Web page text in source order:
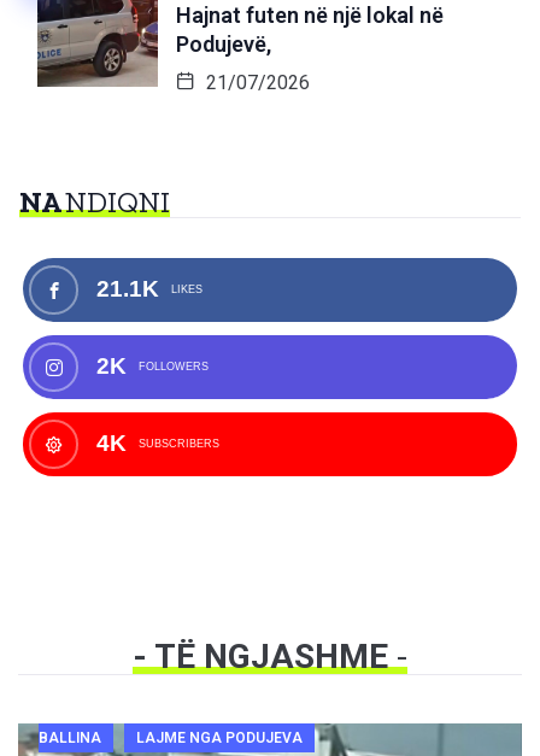
Hajnat futen në një lokal në
Podujevë,
21/07/2026
NANDIQNI
21.1K LIKES
2K FOLLOWERS
4K SUBSCRIBERS
- TË NGJASHME -
BALLINA LAJME NGA PODUJEVA